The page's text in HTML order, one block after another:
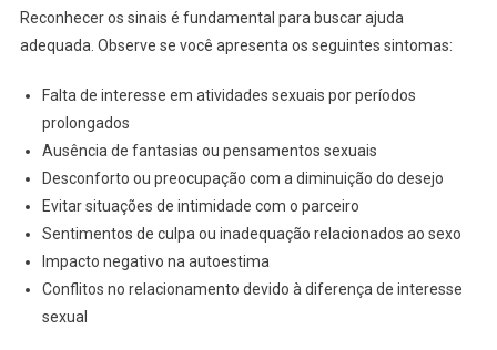
Reconhecer os sinais é fundamental para buscar ajuda
adequada. Observe se você apresenta os seguintes sintomas:
Falta de interesse em atividades sexuais por períodos
prolongados
Ausência de fantasias ou pensamentos sexuais
Desconforto ou preocupação com a diminuição do desejo
Evitar situações de intimidade com o parceiro
Sentimentos de culpa ou inadequação relacionados ao sexo
Impacto negativo na autoestima
Conflitos no relacionamento devido à diferença de interesse
sexual